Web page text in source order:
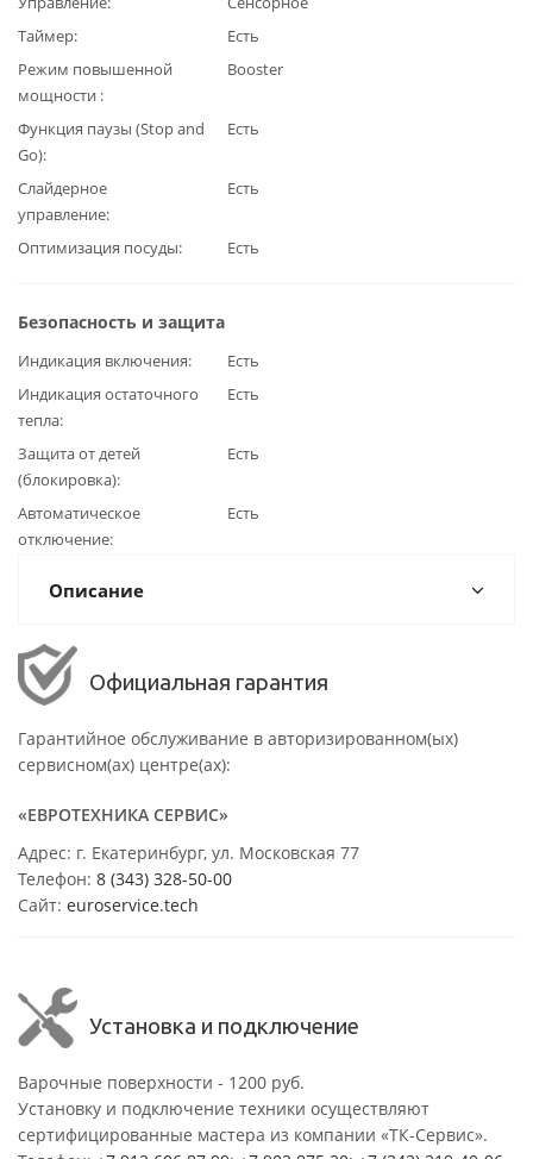
Таймер
Есть
Режим повышенной
мощности
Booster
Функция паузы (Stop and
Go)
Есть
Слайдерное
управление
Есть
Оптимизация посуды Есть
Безопасность и защита
Индикация включения
Есть
Индикация остаточного
тепла
Есть
Защита от детей
(блокировка)
Есть
Автоматическое
отключение
Есть
Описание
Официальная гарантия
Гарантийное обслуживание в авторизированном(ых)
сервисном(ах) центре(ах):
«ЕВРОТЕХНИКА СЕРВИС»
Адрес: г. Екатеринбург, ул. Московская 77
Телефон: 8 (343) 328-50-00
Сайт: euroservice.tech
Установка и подключение
Варочные поверхности - 1200 руб.
Установку и подключение техники осуществляют
сертифицированные мастера из компании «ТК-Сервис».